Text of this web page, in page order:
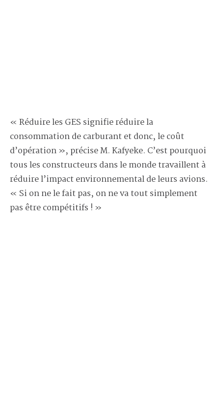
« Réduire les GES signifie réduire la
consommation de carburant et donc, le coût
d’opération », précise M. Kafyeke. C’est pourquoi
tous les constructeurs dans le monde travaillent à
réduire l’impact environnemental de leurs avions.
« Si on ne le fait pas, on ne va tout simplement
pas être compétitifs ! »